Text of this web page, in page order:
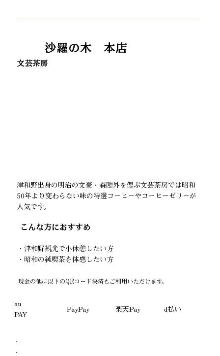
沙羅の木 本店
文芸茶房
津和野出身の明治の文豪・森鴎外を偲ぶ文芸茶房では昭和
50年より変わらない味の特選コーヒーやコーヒーゼリーが
人気です。
​こんな方におすすめ
・津和野観光で小休憩したい方
・昭和の純喫茶を体感したい方
現金の他に以下のQRコード決済もご利用いただけます。
au
PAY
PayPay 楽天Pay d払い